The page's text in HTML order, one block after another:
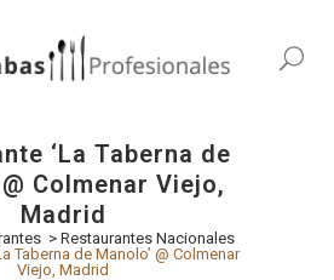
‘La Taberna de
@ Colmenar Viejo,
Madrid
> Restaurantes Nacionales
Taberna de Manolo’ @ Colmenar
Viejo, Madrid